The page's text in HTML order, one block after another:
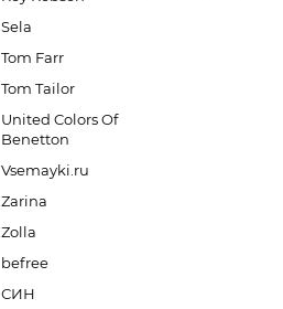
Sela
Tom Farr
Tom Tailor
United Colors Of
Benetton
Vsemayki.ru
Zarina
Zolla
befree
СИН